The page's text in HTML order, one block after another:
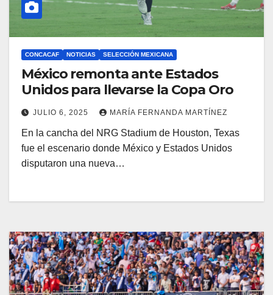
CONCACAF NOTICIAS SELECCIÓN MEXICANA
México remonta ante Estados
Unidos para llevarse la Copa Oro
JULIO 6, 2025 MARÍA FERNANDA MARTÍNEZ
En la cancha del NRG Stadium de Houston, Texas
fue el escenario donde México y Estados Unidos
disputaron una nueva…